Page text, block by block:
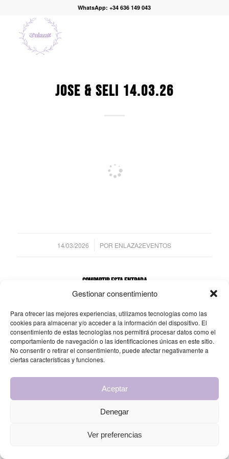
Gestionar consentimiento
Para ofrecer las mejores experiencias, utilizamos tecnologías como las
cookies para almacenar y/o acceder a la información del dispositivo. El
consentimiento de estas tecnologías nos permitirá procesar datos como el
comportamiento de navegación o las identificaciones únicas en este sitio.
No consentir o retirar el consentimiento, puede afectar negativamente a
ciertas características y funciones.
Aceptar
Denegar
Ver preferencias
WhatsApp: +34 636 149 043
JOSE & SELI 14.03.26
14/03/2026
/ POR ENLAZA2EVENTOS
Compartir esta entrada
© Copyright 2025 - Enlaza2 Eventos by Grupo Urbano |